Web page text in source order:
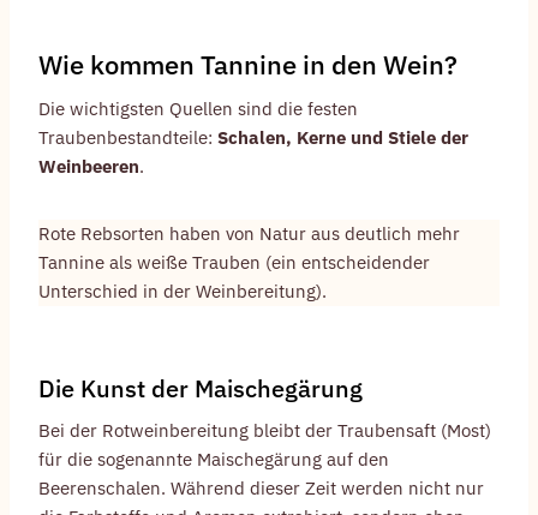
Wie kommen Tannine in den Wein?
Die wichtigsten Quellen sind die festen
Traubenbestandteile: Schalen, Kerne und Stiele der
Weinbeeren.
Rote Rebsorten haben von Natur aus deutlich mehr
Tannine als weiße Trauben (ein entscheidender
Unterschied in der Weinbereitung).
Die Kunst der Maischegärung
Bei der Rotweinbereitung bleibt der Traubensaft (Most)
für die sogenannte Maischegärung auf den
Beerenschalen. Während dieser Zeit werden nicht nur